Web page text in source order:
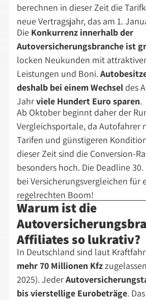
berechnen in dieser Zeit die
neue Vertragsjahr, das am 1.
Die Konkurrenz innerhalb der
Autoversicherungsbranche ist
locken Neukunden mit
Leistungen und Boni.
deshalb bei einem Wechsel des
Jahrviele Hundert Euro sparen.
Ab Oktober beginnt daher der
Vergleichsportale, da Autofahrer
Tarifen und günstigeren
dieser Zeit sind die Conversion-
besonders hoch. Die Deadline
bei Versicherungsvergleichen für
regelrechten Boom!
Warum ist die
Affiliates so lukrativ?
In Deutschland sind laut
mehr 70 Millionen Kfz
2025). Jeder
bis vierstellige Eurobeträge.